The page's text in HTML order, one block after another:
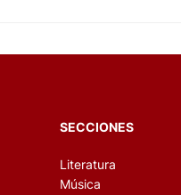
SECCIONES
Literatura
Música